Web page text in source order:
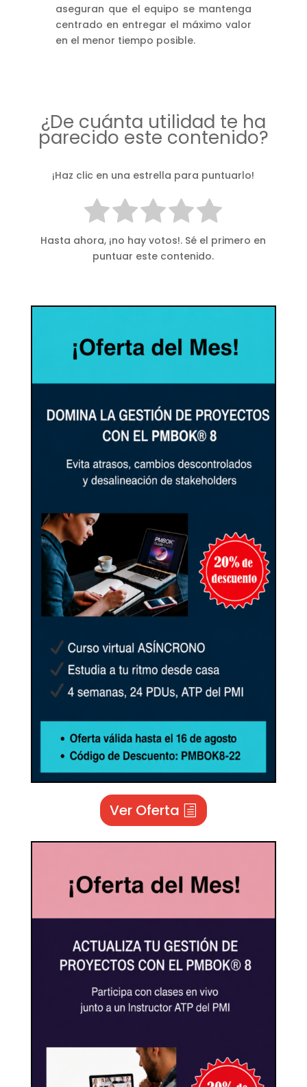
aseguran que el equipo se mantenga
centrado en entregar el máximo valor
en el menor tiempo posible.
¿De cuánta utilidad te ha
parecido este contenido?
¡Haz clic en una estrella para puntuarlo!
Hasta ahora, ¡no hay votos!. Sé el primero en
puntuar este contenido.
Ver Oferta